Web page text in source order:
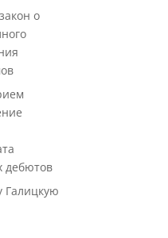
о
дебютов
Галицкую